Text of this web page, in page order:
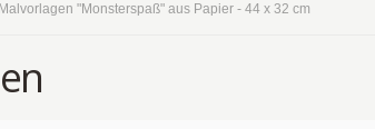
"Monsterspaß" aus Papier - 44 x 32 cm